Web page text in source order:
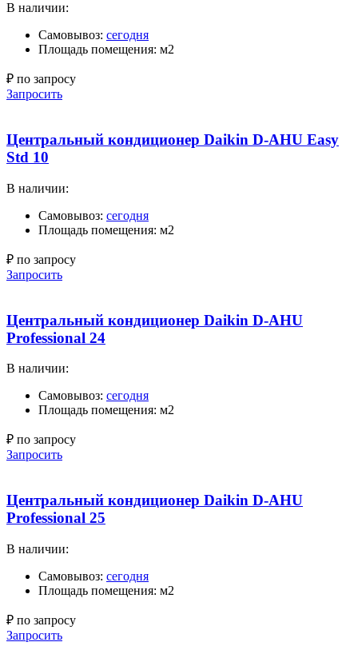
В наличии:
Самовывоз: сегодня
Площадь помещения: м2
₽ по запросу
Запросить
Центральный кондиционер Daikin D-AHU Easy
Std 10
В наличии:
Самовывоз: сегодня
Площадь помещения: м2
₽ по запросу
Запросить
Центральный кондиционер Daikin D-AHU
Professional 24
В наличии:
Самовывоз: сегодня
Площадь помещения: м2
₽ по запросу
Запросить
Центральный кондиционер Daikin D-AHU
Professional 25
В наличии:
Самовывоз: сегодня
Площадь помещения: м2
₽ по запросу
Запросить